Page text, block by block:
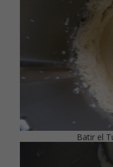
Batir el